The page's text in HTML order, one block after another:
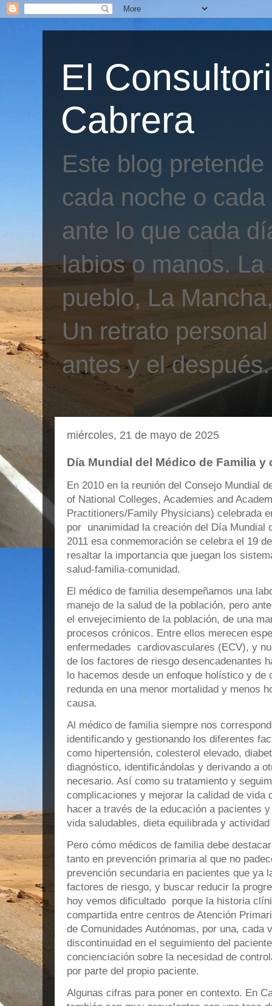
El
Cabrera
Este blog
cada noche o
ante lo que cada
labios o manos.
pueblo, La
Un retrato
antes y el después.
miércoles, 21 de mayo de 2025
Día Mundial del Médico de Familia y
En 2010 en la reunión del Consejo Mundial
of National Colleges, Academies and
Practitioners/Family Physicians) celebrada
por unanimidad la creación del Día Mundial
2011 esa conmemoración se celebra el 19
resaltar la importancia que juegan los
salud-familia-comunidad.
El médico de familia desempeñamos una
manejo de la salud de la población, pero
el envejecimiento de la población, de una
procesos crónicos. Entre ellos merecen
enfermedades cardiovasculares (ECV), y
de los factores de riesgo desencadenantes
lo hacemos desde un enfoque holístico y de
redunda en una menor mortalidad y menos
causa.
Al médico de familia siempre nos
identificando y gestionando los diferentes
como hipertensión, colesterol elevado,
diagnóstico, identificándolas y derivando a
necesario. Así como su tratamiento y
complicaciones y mejorar la calidad de vida
hacer a través de la educación a pacientes
vida saludables, dieta equilibrada y
Pero cómo médicos de familia debe
tanto en prevención primaria al que no
prevención secundaria en pacientes que ya
factores de riesgo, y buscar reducir la
hoy vemos dificultado porque la historia
compartida entre centros de Atención
de Comunidades Autónomas, por una, cada
discontinuidad en el seguimiento del
concienciación sobre la necesidad de
por parte del propio paciente.
Algunas cifras para poner en contexto. En